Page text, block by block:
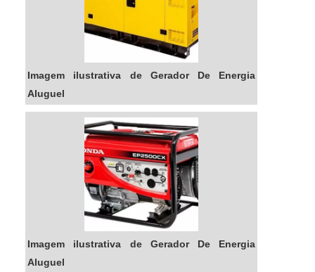
Imagem ilustrativa de Gerador De Energia
Aluguel
Imagem ilustrativa de Gerador De Energia
Aluguel